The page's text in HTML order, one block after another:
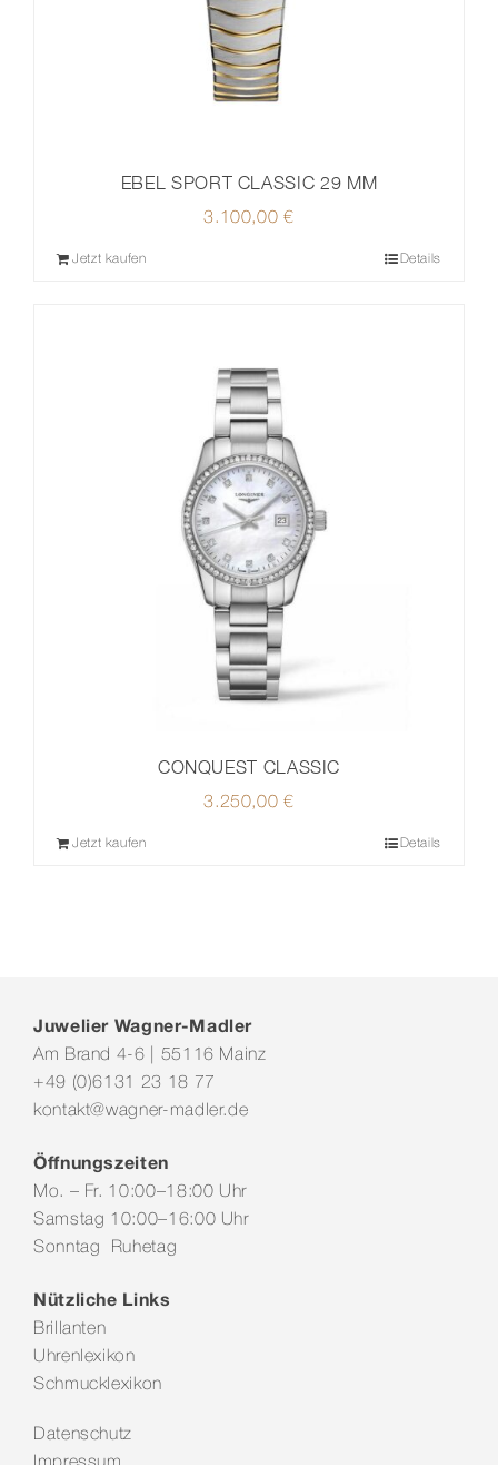
EBEL SPORT CLASSIC 29 MM
3.100,00€
Jetzt kaufen Details
CONQUEST CLASSIC
3.250,00€
Jetzt kaufen Details
Juwelier Wagner-Madler
Am Brand 4-6 | 55116 Mainz
+49 (0)6131 23 18 77
kontakt@wagner-madler.de
Öffnungszeiten
Mo. – Fr. 10:00–18:00 Uhr
Samstag 10:00–16:00 Uhr
Sonntag Ruhetag
Nützliche Links
Brillanten
Uhrenlexikon
Schmucklexikon
Datenschutz